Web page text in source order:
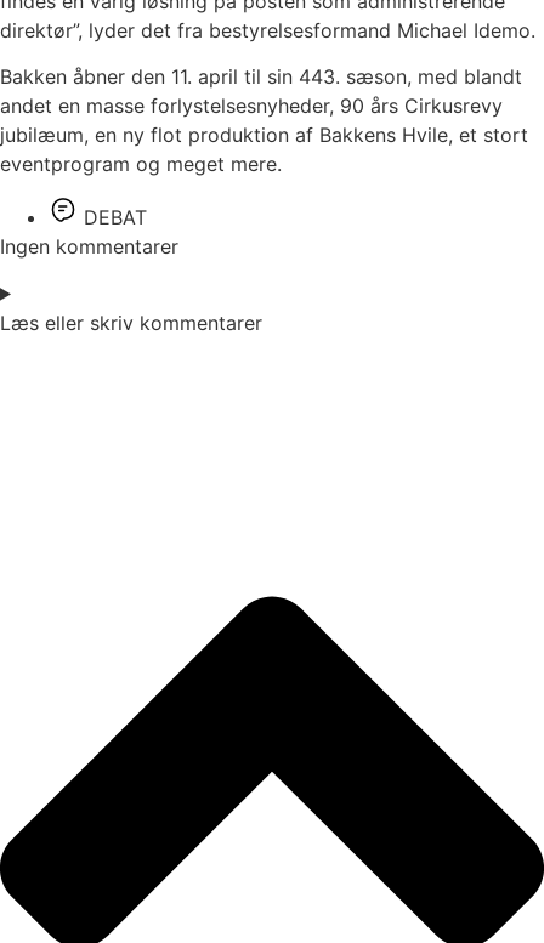
direktør”, lyder det fra bestyrelsesformand Michael Idemo.
Bakken åbner den 11. april til sin 443. sæson, med blandt
andet en masse forlystelsesnyheder, 90 års Cirkusrevy
jubilæum, en ny flot produktion af Bakkens Hvile, et stort
eventprogram og meget mere.
DEBAT
Ingen kommentarer
Læs eller skriv kommentarer